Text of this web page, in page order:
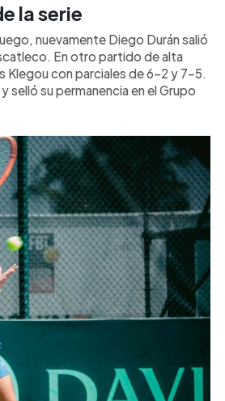
la serie
nuevamente Diego Durán salió
En otro partido de alta
Klegou con parciales de 6-2 y 7-5.
selló su permanencia en el Grupo